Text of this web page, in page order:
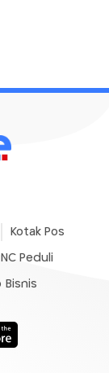
Kotak Pos
Peduli
Bisnis